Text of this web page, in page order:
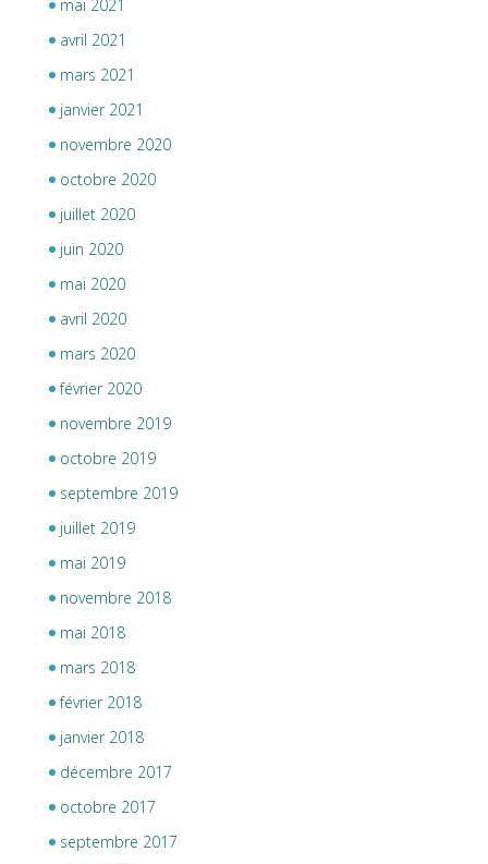
mai 2021
avril 2021
mars 2021
janvier 2021
novembre 2020
octobre 2020
juillet 2020
juin 2020
mai 2020
avril 2020
mars 2020
février 2020
novembre 2019
octobre 2019
septembre 2019
juillet 2019
mai 2019
novembre 2018
mai 2018
mars 2018
février 2018
janvier 2018
décembre 2017
octobre 2017
septembre 2017